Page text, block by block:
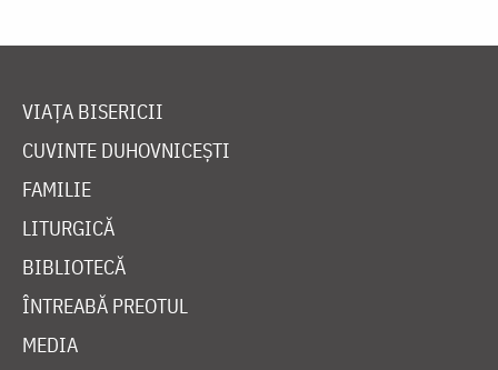
VIAȚA BISERICII
CUVINTE DUHOVNICEȘTI
FAMILIE
LITURGICĂ
BIBLIOTECĂ
ÎNTREABĂ PREOTUL
MEDIA